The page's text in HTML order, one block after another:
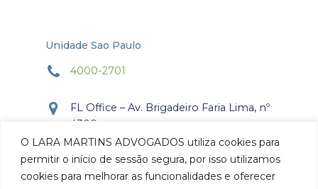
O LARA MARTINS ADVOGADOS utiliza cookies para
permitir o início de sessão segura, por isso utilizamos
cookies para melhorar as funcionalidades e oferecer
Unidade Sao Paulo
4000-2701
FL Office – Av. Brigadeiro Faria Lima, nº
4300
Torre Office – Sala 804
Itaim Bibi, São Paulo, SP.
CEP: 04.538-132